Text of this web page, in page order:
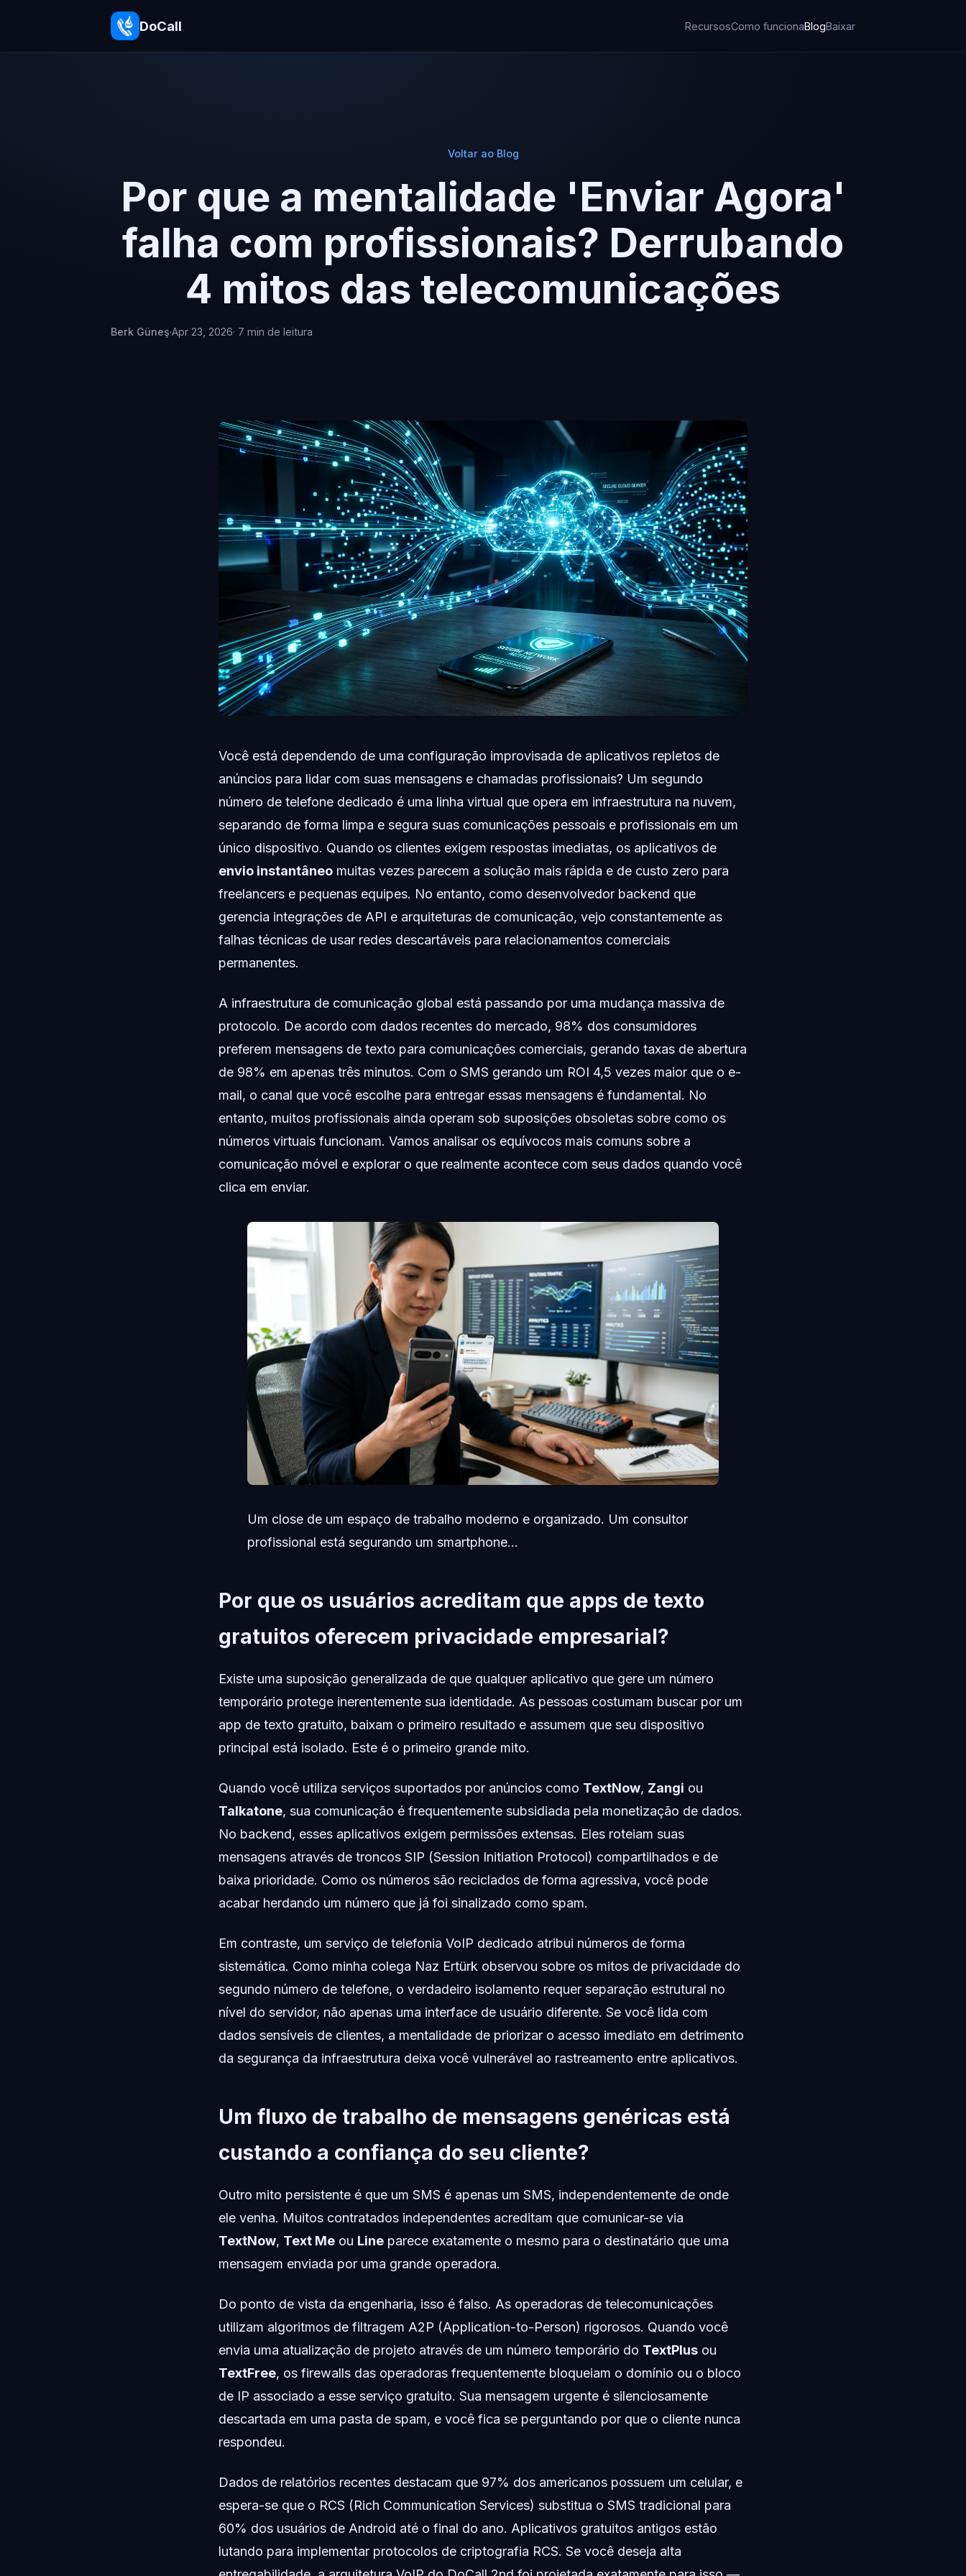
DoCall RecursosComo funcionaBlogBaixar
Voltar ao Blog
Por que a mentalidade 'Enviar Agora'
falha com profissionais? Derrubando
4 mitos das telecomunicações
Berk Güneş·Apr 23, 2026· 7 min de leitura
Você está dependendo de uma configuração improvisada de aplicativos repletos de
anúncios para lidar com suas mensagens e chamadas profissionais? Um segundo
número de telefone dedicado é uma linha virtual que opera em infraestrutura na nuvem,
separando de forma limpa e segura suas comunicações pessoais e profissionais em um
único dispositivo. Quando os clientes exigem respostas imediatas, os aplicativos de
envio instantâneo muitas vezes parecem a solução mais rápida e de custo zero para
freelancers e pequenas equipes. No entanto, como desenvolvedor backend que
gerencia integrações de API e arquiteturas de comunicação, vejo constantemente as
falhas técnicas de usar redes descartáveis para relacionamentos comerciais
permanentes.
A infraestrutura de comunicação global está passando por uma mudança massiva de
protocolo. De acordo com dados recentes do mercado, 98% dos consumidores
preferem mensagens de texto para comunicações comerciais, gerando taxas de abertura
de 98% em apenas três minutos. Com o SMS gerando um ROI 4,5 vezes maior que o e-
mail, o canal que você escolhe para entregar essas mensagens é fundamental. No
entanto, muitos profissionais ainda operam sob suposições obsoletas sobre como os
números virtuais funcionam. Vamos analisar os equívocos mais comuns sobre a
comunicação móvel e explorar o que realmente acontece com seus dados quando você
clica em enviar.
Um close de um espaço de trabalho moderno e organizado. Um consultor
profissional está segurando um smartphone...
Por que os usuários acreditam que apps de texto
gratuitos oferecem privacidade empresarial?
Existe uma suposição generalizada de que qualquer aplicativo que gere um número
temporário protege inerentemente sua identidade. As pessoas costumam buscar por um
app de texto gratuito, baixam o primeiro resultado e assumem que seu dispositivo
principal está isolado. Este é o primeiro grande mito.
Quando você utiliza serviços suportados por anúncios como TextNow, Zangi ou
Talkatone, sua comunicação é frequentemente subsidiada pela monetização de dados.
No backend, esses aplicativos exigem permissões extensas. Eles roteiam suas
mensagens através de troncos SIP (Session Initiation Protocol) compartilhados e de
baixa prioridade. Como os números são reciclados de forma agressiva, você pode
acabar herdando um número que já foi sinalizado como spam.
Em contraste, um serviço de telefonia VoIP dedicado atribui números de forma
sistemática. Como minha colega Naz Ertürk observou sobre os mitos de privacidade do
segundo número de telefone, o verdadeiro isolamento requer separação estrutural no
nível do servidor, não apenas uma interface de usuário diferente. Se você lida com
dados sensíveis de clientes, a mentalidade de priorizar o acesso imediato em detrimento
da segurança da infraestrutura deixa você vulnerável ao rastreamento entre aplicativos.
Um fluxo de trabalho de mensagens genéricas está
custando a confiança do seu cliente?
Outro mito persistente é que um SMS é apenas um SMS, independentemente de onde
ele venha. Muitos contratados independentes acreditam que comunicar-se via
TextNow, Text Me ou Line parece exatamente o mesmo para o destinatário que uma
mensagem enviada por uma grande operadora.
Do ponto de vista da engenharia, isso é falso. As operadoras de telecomunicações
utilizam algoritmos de filtragem A2P (Application-to-Person) rigorosos. Quando você
envia uma atualização de projeto através de um número temporário do TextPlus ou
TextFree, os firewalls das operadoras frequentemente bloqueiam o domínio ou o bloco
de IP associado a esse serviço gratuito. Sua mensagem urgente é silenciosamente
descartada em uma pasta de spam, e você fica se perguntando por que o cliente nunca
respondeu.
Dados de relatórios recentes destacam que 97% dos americanos possuem um celular, e
espera-se que o RCS (Rich Communication Services) substitua o SMS tradicional para
60% dos usuários de Android até o final do ano. Aplicativos gratuitos antigos estão
lutando para implementar protocolos de criptografia RCS. Se você deseja alta